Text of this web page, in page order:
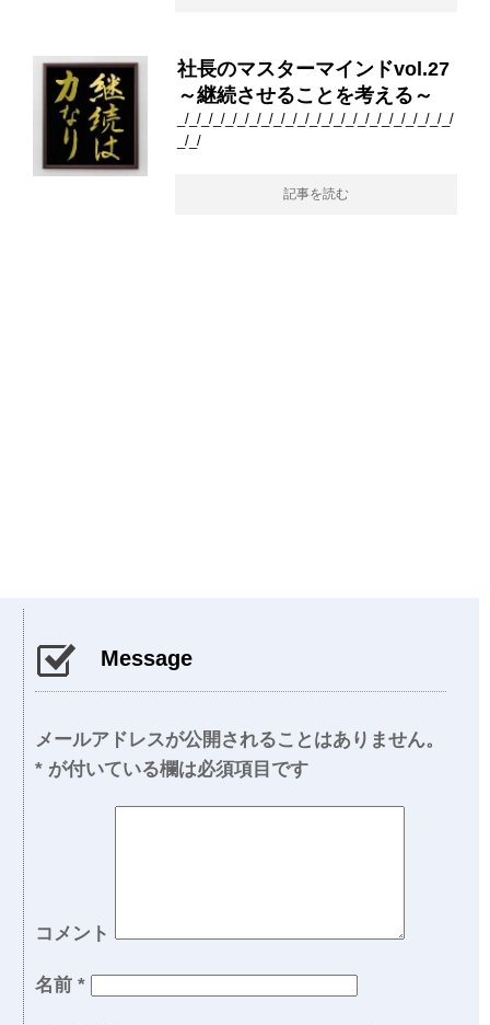
社長のマスターマインドvol.27
～継続させることを考える～
_/_/_/_/_/_/_/_/_/_/_/_/_/_/_/_/_/_/_/_/_/_/_/
_/_/
記事を読む
Message
メールアドレスが公開されることはありません。
* が付いている欄は必須項目です
コメント
名前 *